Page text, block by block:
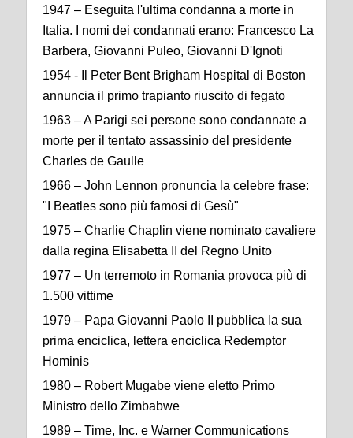
1947 – Eseguita l'ultima condanna a morte in
Italia. I nomi dei condannati erano: Francesco La
Barbera, Giovanni Puleo, Giovanni D'Ignoti
1954 - Il Peter Bent Brigham Hospital di Boston
annuncia il primo trapianto riuscito di fegato
1963 – A Parigi sei persone sono condannate a
morte per il tentato assassinio del presidente
Charles de Gaulle
1966 – John Lennon pronuncia la celebre frase:
"I Beatles sono più famosi di Gesù"
1975 – Charlie Chaplin viene nominato cavaliere
dalla regina Elisabetta II del Regno Unito
1977 – Un terremoto in Romania provoca più di
1.500 vittime
1979 – Papa Giovanni Paolo II pubblica la sua
prima enciclica, lettera enciclica Redemptor
Hominis
1980 – Robert Mugabe viene eletto Primo
Ministro dello Zimbabwe
1989 – Time, Inc. e Warner Communications